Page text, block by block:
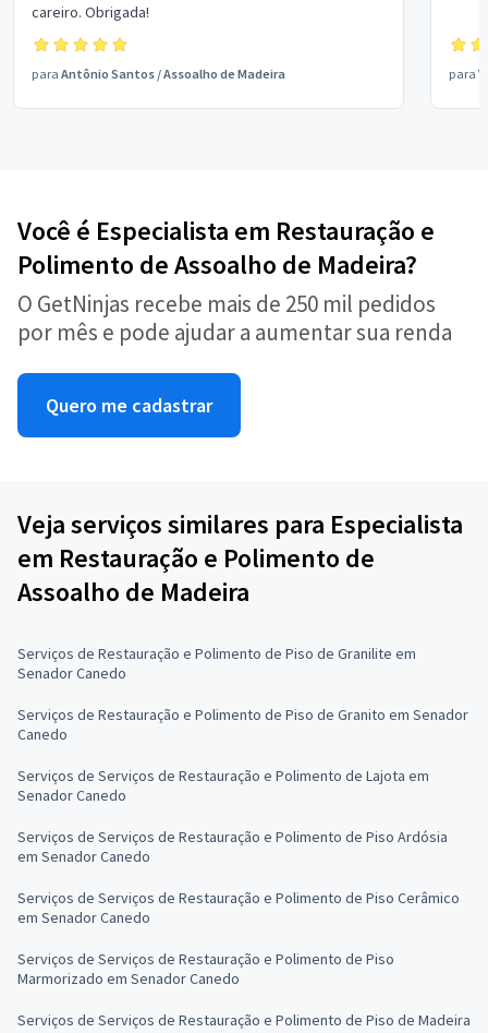
careiro. Obrigada!
para Antônio Santos /Assoalho de Madeira para
Você é Especialista em Restauração e
Polimento de Assoalho de Madeira?
O GetNinjas recebe mais de 250 mil pedidos
por mês e pode ajudar a aumentar sua renda
Quero me cadastrar
Veja serviços similares para Especialista
em Restauração e Polimento de
Assoalho de Madeira
Serviços de Restauração e Polimento de Piso de Granilite em
Senador Canedo
Serviços de Restauração e Polimento de Piso de Granito em Senador
Canedo
Serviços de Serviços de Restauração e Polimento de Lajota em
Senador Canedo
Serviços de Serviços de Restauração e Polimento de Piso Ardósia
em Senador Canedo
Serviços de Serviços de Restauração e Polimento de Piso Cerâmico
em Senador Canedo
Serviços de Serviços de Restauração e Polimento de Piso
Marmorizado em Senador Canedo
Serviços de Serviços de Restauração e Polimento de Piso de Madeira